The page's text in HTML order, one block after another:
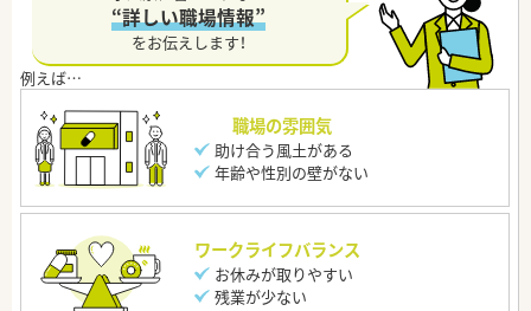
“詳しい職場情報”
をお伝えします！
職場の雰囲気
助け合う風土がある
年齢や性別の壁がない
ワークライフバランス
お休みが取りやすい
残業が少ない